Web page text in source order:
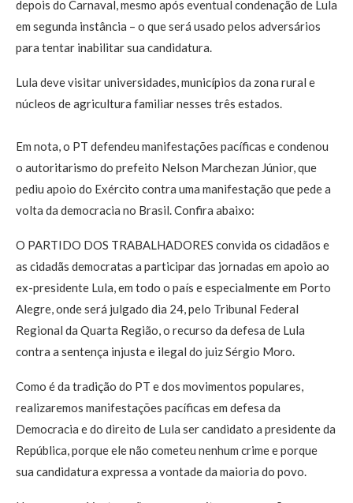
depois do Carnaval, mesmo após eventual condenação de Lula
em segunda instância – o que será usado pelos adversários
para tentar inabilitar sua candidatura.
Lula deve visitar universidades, municípios da zona rural e
núcleos de agricultura familiar nesses três estados.
Em nota, o PT defendeu manifestações pacíficas e condenou
o autoritarismo do prefeito Nelson Marchezan Júnior, que
pediu apoio do Exército contra uma manifestação que pede a
volta da democracia no Brasil. Confira abaixo:
O PARTIDO DOS TRABALHADORES convida os cidadãos e
as cidadãs democratas a participar das jornadas em apoio ao
ex-presidente Lula, em todo o país e especialmente em Porto
Alegre, onde será julgado dia 24, pelo Tribunal Federal
Regional da Quarta Região, o recurso da defesa de Lula
contra a sentença injusta e ilegal do juiz Sérgio Moro.
Como é da tradição do PT e dos movimentos populares,
realizaremos manifestações pacíficas em defesa da
Democracia e do direito de Lula ser candidato a presidente da
República, porque ele não cometeu nenhum crime e porque
sua candidatura expressa a vontade da maioria do povo.